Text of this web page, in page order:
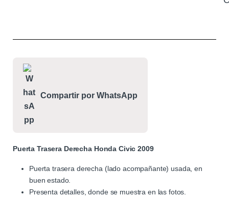
Compartir por WhatsApp
Puerta Trasera Derecha Honda Civic 2009
Puerta trasera derecha (lado acompañante) usada, en
buen estado.
Presenta detalles, donde se muestra en las fotos.